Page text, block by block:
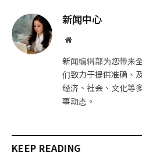
新闻中心
网
新闻编辑部为您带来
们致力于提供准确、
经济、社会、文化等
事动态。
KEEP READING